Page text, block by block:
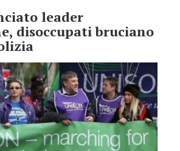
leader
disoccupati bruciano